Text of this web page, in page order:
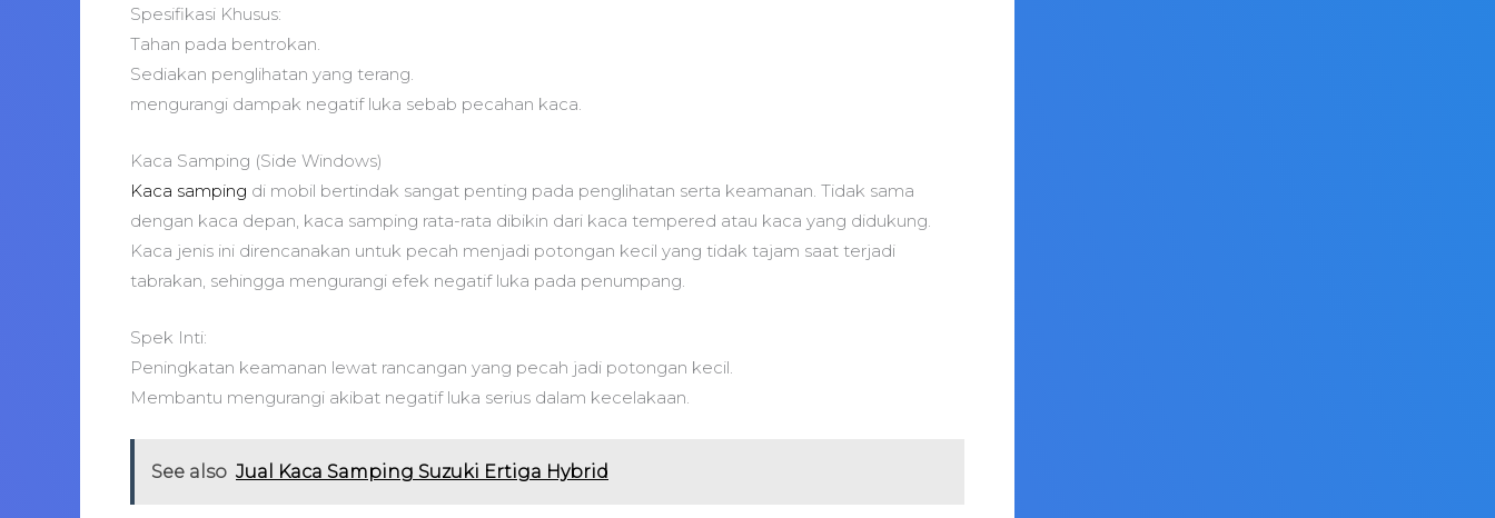
Spesifikasi Khusus:
Tahan pada bentrokan.
Sediakan penglihatan yang terang.
mengurangi dampak negatif luka sebab pecahan kaca.
Kaca Samping (Side Windows)
Kaca samping di mobil bertindak sangat penting pada penglihatan serta keamanan. Tidak sama
dengan kaca depan, kaca samping rata-rata dibikin dari kaca tempered atau kaca yang didukung.
Kaca jenis ini direncanakan untuk pecah menjadi potongan kecil yang tidak tajam saat terjadi
tabrakan, sehingga mengurangi efek negatif luka pada penumpang.
Spek Inti:
Peningkatan keamanan lewat rancangan yang pecah jadi potongan kecil.
Membantu mengurangi akibat negatif luka serius dalam kecelakaan.
See also Jual Kaca Samping Suzuki Ertiga Hybrid